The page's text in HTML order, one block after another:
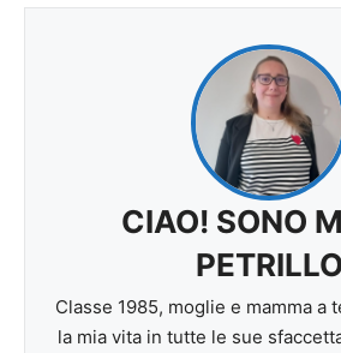
CIAO! SONO
PETRILLO
Classe 1985, moglie e mamma a
la mia vita in tutte le sue